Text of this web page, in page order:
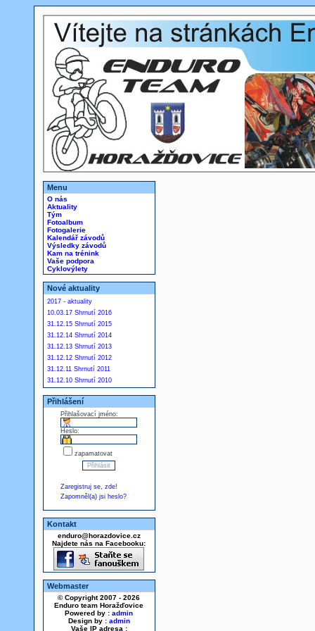
Menu
O nás
Aktuality
Tým
Fotoalbum
Fotogalerie
Kalendář závodů
Výsledky závodů
Kam na trénink
Vaše podpora
Cyklovýlety
Nové aktuality
2017 - aktuality
10.03.17 Shrnutí 2016
31.12.15 Shrnutí 2015
31.12.14 Shrnutí 2014
31.12.13 Shrnutí 2013
31.12.12 Shrnutí 2012
31.12.11 Shrnutí 2011
31.12.10 Shrnutí 2010
Přihlášení
Přihlašovací jméno:
Heslo:
zapamatovat
Zaregistruj se, zde!
Zapomněl(a) jsi heslo?
Kontakt
enduro@horazdovice.cz
Najdete nás na Facebooku:
Webmaster
© Copyright 2007 - 2026
Enduro team Horažďovice
Powered by : admin
Design by : admin
Vaše IP adresa :